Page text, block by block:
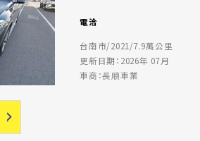
電洽
台南市/2021/7.9萬公里
更新日期：2026年 07月
車商：長順車業